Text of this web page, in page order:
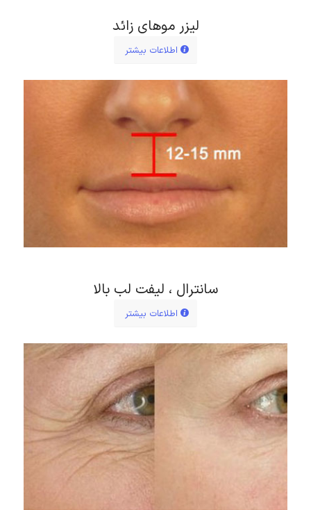
لیزر موهای زائد
اطلاعات بیشتر
سانترال ، لیفت لب بالا
اطلاعات بیشتر